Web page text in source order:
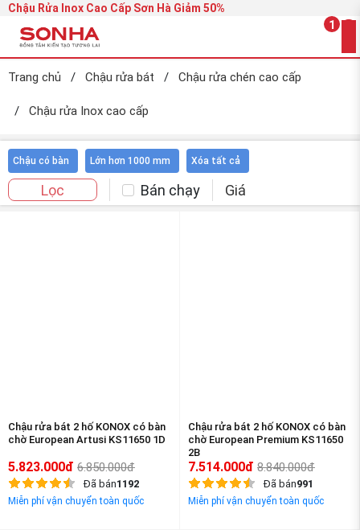
Chậu Rửa Inox Cao Cấp Sơn Hà Giảm 50%
1
Trang chủ / Chậu rửa bát / Chậu rửa chén cao cấp
/ Chậu rửa Inox cao cấp
Chậu có bàn Lớn hơn 1000 mm Xóa tất cả
Lọc Bán chạy Giá
Chậu rửa bát 2 hố KONOX có bàn
chờ European Artusi KS11650 1D
5.823.000đ 6.850.000đ
Đã bán1192
Miễn phí vận chuyển toàn quốc
Chậu rửa bát 2 hố KONOX có bàn
chờ European Premium KS11650
2B
7.514.000đ 8.840.000đ
Đã bán991
Miễn phí vận chuyển toàn quốc